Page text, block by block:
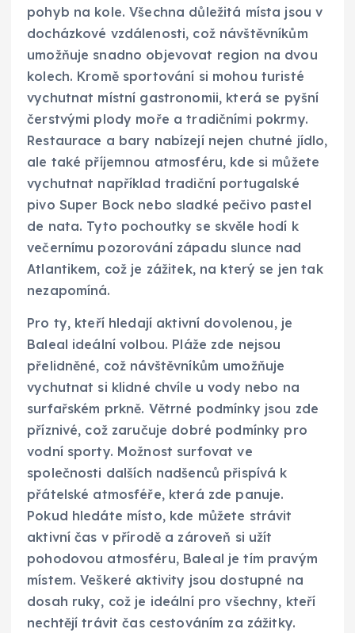
pohyb na kole. Všechna důležitá místa jsou v
docházkové vzdálenosti, což návštěvníkům
umožňuje snadno objevovat region na dvou
kolech. Kromě sportování si mohou turisté
vychutnat místní gastronomii, která se pyšní
čerstvými plody moře a tradičními pokrmy.
Restaurace a bary nabízejí nejen chutné jídlo,
ale také příjemnou atmosféru, kde si můžete
vychutnat například tradiční portugalské
pivo Super Bock nebo sladké pečivo pastel
de nata. Tyto pochoutky se skvěle hodí k
večernímu pozorování západu slunce nad
Atlantikem, což je zážitek, na který se jen tak
nezapomíná.
Pro ty, kteří hledají aktivní dovolenou, je
Baleal ideální volbou. Pláže zde nejsou
přelidněné, což návštěvníkům umožňuje
vychutnat si klidné chvíle u vody nebo na
surfařském prkně. Větrné podmínky jsou zde
příznivé, což zaručuje dobré podmínky pro
vodní sporty. Možnost surfovat ve
společnosti dalších nadšenců přispívá k
přátelské atmosféře, která zde panuje.
Pokud hledáte místo, kde můžete strávit
aktivní čas v přírodě a zároveň si užít
pohodovou atmosféru, Baleal je tím pravým
místem. Veškeré aktivity jsou dostupné na
dosah ruky, což je ideální pro všechny, kteří
nechtějí trávit čas cestováním za zážitky.